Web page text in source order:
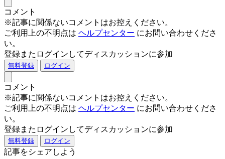
コメント
※記事に関係ないコメントはお控えください。
ご利用上の不明点は ヘルプセンター にお問い合わせくださ
い。
登録またログインしてディスカッションに参加
無料登録 ログイン
コメント
※記事に関係ないコメントはお控えください。
ご利用上の不明点は ヘルプセンター にお問い合わせくださ
い。
登録またログインしてディスカッションに参加
無料登録 ログイン
記事をシェアしよう